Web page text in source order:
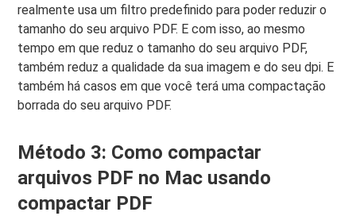
realmente usa um filtro predefinido para poder reduzir o
tamanho do seu arquivo PDF. E com isso, ao mesmo
tempo em que reduz o tamanho do seu arquivo PDF,
também reduz a qualidade da sua imagem e do seu dpi. E
também há casos em que você terá uma compactação
borrada do seu arquivo PDF.
Método 3: Como compactar
arquivos PDF no Mac usando
compactar PDF